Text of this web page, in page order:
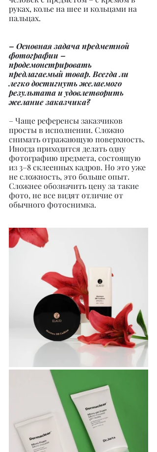
руках, колье на шее и кольцами на
пальцах.
– Основная задача предметной
фотографии –
продемонстрировать
предлагаемый товар. Всегда ли
легко достигнуть желаемого
результата и удовлетворить
желание заказчика?
– Чаще референсы заказчиков
просты в исполнении. Сложно
снимать отражающую поверхность.
Иногда приходится делать одну
фотографию предмета, состоящую
из 3–8 склеенных кадров. Но это уже
не сложность, это больше опыт.
Сложнее обозначить цену за такие
фото, не все видят отличие от
обычного фотоснимка.